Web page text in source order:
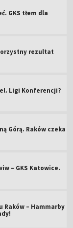
GKS tłem dla
rezultat
Ligi Konferencji?
Górą. Raków czeka
– GKS Katowice.
Raków – Hammarby